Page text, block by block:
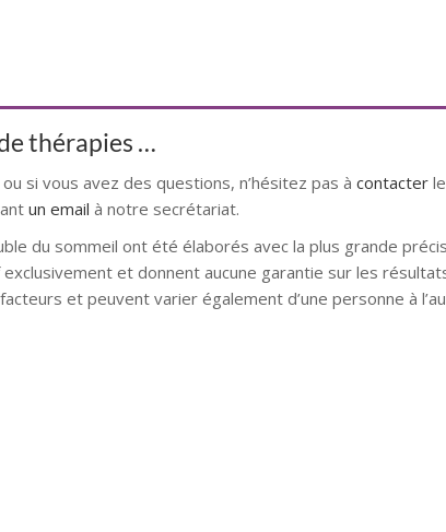
thérapies …
si vous avez des questions, n’hésitez pas à contacter
un email à notre secrétariat.
du sommeil ont été élaborés avec la plus grande
et donnent aucune garantie sur les
et peuvent varier également d’une personne à